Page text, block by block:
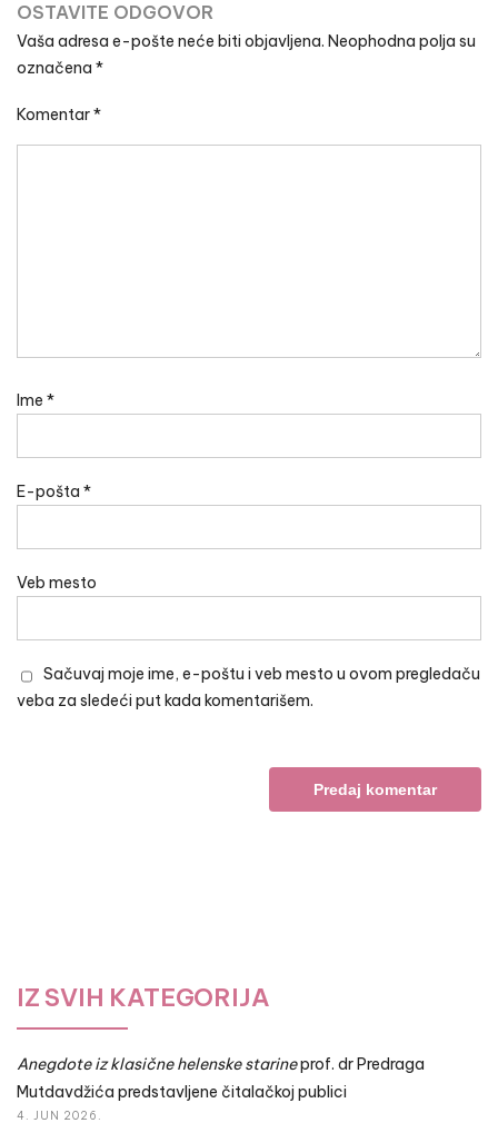
OSTAVITE ODGOVOR
Vaša adresa e-pošte neće biti objavljena. Neophodna polja su
označena *
Komentar*
Ime *
E-pošta *
Veb mesto
Sačuvaj moje ime, e-poštu i veb mesto u ovom pregledaču
veba za sledeći put kada komentarišem.
IZ SVIH KATEGORIJA
Anegdote iz klasične helenske starineprof. dr Predraga
Mutdavdžića predstavljene čitalačkoj publici
4. JUN 2026.